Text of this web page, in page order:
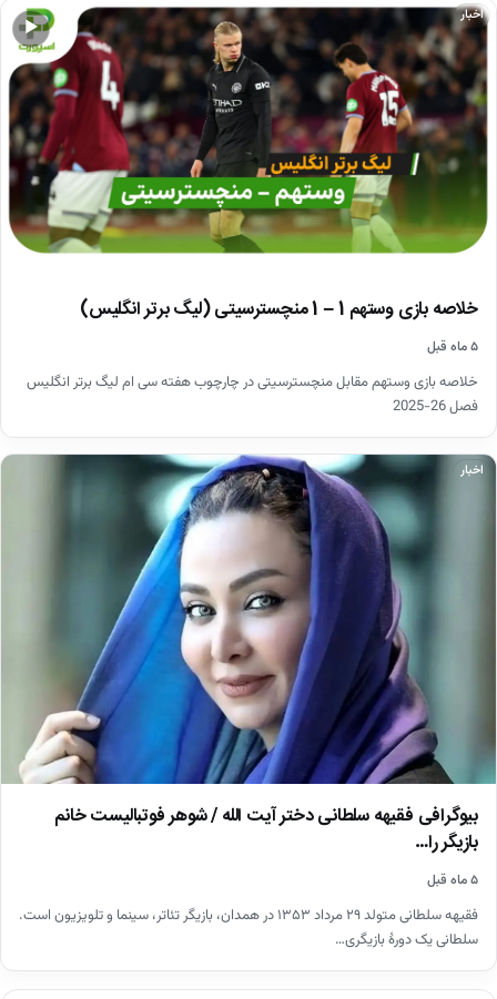
▶
اخبار
خلاصه بازی وستهم 1 – 1 منچسترسیتی (لیگ برتر انگلیس)
۵ ماه قبل
خلاصه بازی وستهم مقابل منچسترسیتی در چارچوب هفته سی ام لیگ برتر انگلیس
فصل 26-2025
اخبار
بیوگرافی فقیهه سلطانی دختر آیت الله / شوهر فوتبالیست خانم
بازیگر را…
۵ ماه قبل
فقیهه سلطانی متولد ۲۹ مرداد ۱۳۵۳ در همدان، بازیگر تئاتر، سینما و تلویزیون است.
سلطانی یک دورهٔ بازیگری…